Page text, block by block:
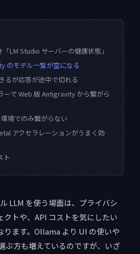
LM Studio サーバーの健康状態」
のモデル一覧が空になる
るが応答が途中で切れる
ーで Web 版 Antigravity から繋がら
境でのみ繋がらない
アクセラレーションがうまく効
ト
LLM を使う場面は、プライバシ
クトや、API コストを気にしたい
ります。Ollama より UI の使いや
ぶ方も増えているのですが、いざ